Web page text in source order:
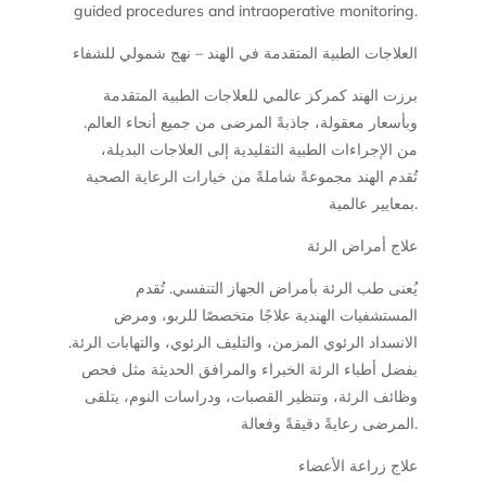
guided procedures and intraoperative monitoring.
العلاجات الطبية المتقدمة في الهند – نهج شمولي للشفاء
برزت الهند كمركز عالمي للعلاجات الطبية المتقدمة
وبأسعار معقولة، جاذبةً المرضى من جميع أنحاء العالم.
من الإجراءات الطبية التقليدية إلى العلاجات البديلة،
تُقدم الهند مجموعةً شاملةً من خيارات الرعاية الصحية
بمعايير عالمية.
علاج أمراض الرئة
يُعنى طب الرئة بأمراض الجهاز التنفسي. تُقدم
المستشفيات الهندية علاجًا متخصصًا للربو، ومرض
الانسداد الرئوي المزمن، والتليف الرئوي، والتهابات الرئة.
بفضل أطباء الرئة الخبراء والمرافق الحديثة مثل فحص
وظائف الرئة، وتنظير القصبات، ودراسات النوم، يتلقى
المرضى رعايةً دقيقةً وفعالة.
علاج زراعة الأعضاء